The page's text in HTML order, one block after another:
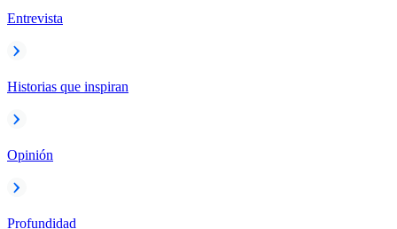
Entrevista
Historias que inspiran
Opinión
Profundidad